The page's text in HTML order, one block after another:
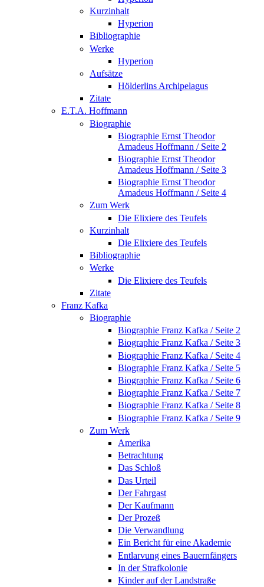
Kurzinhalt
Hyperion
Bibliographie
Werke
Hyperion
Aufsätze
Hölderlins Archipelagus
Zitate
E.T.A. Hoffmann
Biographie
Biographie Ernst Theodor
Amadeus Hoffmann / Seite 2
Biographie Ernst Theodor
Amadeus Hoffmann / Seite 3
Biographie Ernst Theodor
Amadeus Hoffmann / Seite 4
Zum Werk
Die Elixiere des Teufels
Kurzinhalt
Die Elixiere des Teufels
Bibliographie
Werke
Die Elixiere des Teufels
Zitate
Franz Kafka
Biographie
Biographie Franz Kafka / Seite 2
Biographie Franz Kafka / Seite 3
Biographie Franz Kafka / Seite 4
Biographie Franz Kafka / Seite 5
Biographie Franz Kafka / Seite 6
Biographie Franz Kafka / Seite 7
Biographie Franz Kafka / Seite 8
Biographie Franz Kafka / Seite 9
Zum Werk
Amerika
Betrachtung
Das Schloß
Das Urteil
Der Fahrgast
Der Kaufmann
Der Prozeß
Die Verwandlung
Ein Bericht für eine Akademie
Entlarvung eines Bauernfängers
In der Strafkolonie
Kinder auf der Landstraße